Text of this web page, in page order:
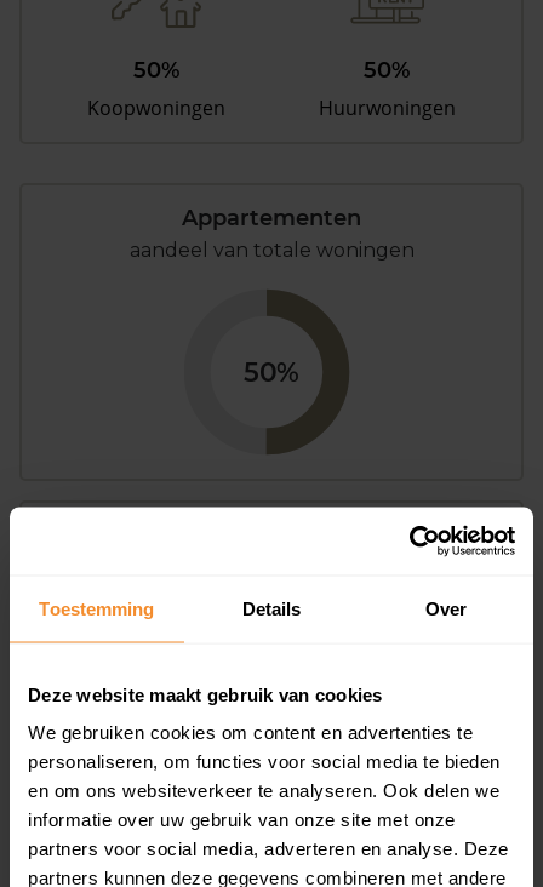
Toestemming Details Over
Deze website maakt gebruik van cookies
We gebruiken cookies om content en advertenties te
personaliseren, om functies voor social media te bieden
en om ons websiteverkeer te analyseren. Ook delen we
informatie over uw gebruik van onze site met onze
partners voor social media, adverteren en analyse. Deze
partners kunnen deze gegevens combineren met andere
50%
Koopwoningen
50%
Huurwoningen
Appartementen
aandeel van totale woningen
50%
T/m 1945
0%
1946 - 1980
1981 - 2007
0%